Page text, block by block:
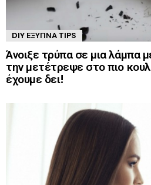
DIY ΈΞΥΠΝΑ TIPS
Άνοιξε τρύπα σε μια λάμπα
την μετέτρεψε στο πιο
έχουμε δει!